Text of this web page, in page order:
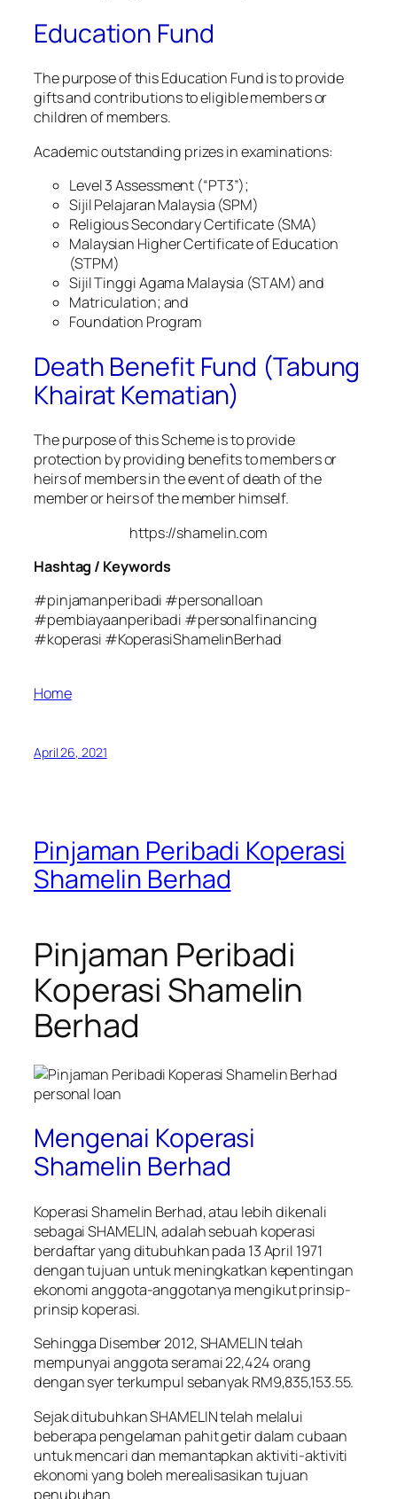
Education Fund
The purpose of this Education Fund is to provide
gifts and contributions to eligible members or
children of members.
Academic outstanding prizes in examinations:
Level 3 Assessment (“PT3”);
Sijil Pelajaran Malaysia (SPM)
Religious Secondary Certificate (SMA)
Malaysian Higher Certificate of Education
(STPM)
Sijil Tinggi Agama Malaysia (STAM) and
Matriculation; and
Foundation Program
Death Benefit Fund (Tabung
Khairat Kematian)
The purpose of this Scheme is to provide
protection by providing benefits to members or
heirs of members in the event of death of the
member or heirs of the member himself.
https://shamelin.com
Hashtag / Keywords
#pinjamanperibadi #personalloan
#pembiayaanperibadi #personalfinancing
#koperasi #KoperasiShamelinBerhad
Home
April 26, 2021
Pinjaman Peribadi Koperasi
Shamelin Berhad
Pinjaman Peribadi
Koperasi Shamelin
Berhad
Mengenai Koperasi
Shamelin Berhad
Koperasi Shamelin Berhad, atau lebih dikenali
sebagai SHAMELIN, adalah sebuah koperasi
berdaftar yang ditubuhkan pada 13 April 1971
dengan tujuan untuk meningkatkan kepentingan
ekonomi anggota-anggotanya mengikut prinsip-
prinsip koperasi.
Sehingga Disember 2012, SHAMELIN telah
mempunyai anggota seramai 22,424 orang
dengan syer terkumpul sebanyak RM9,835,153.55.
Sejak ditubuhkan SHAMELIN telah melalui
beberapa pengelaman pahit getir dalam cubaan
untuk mencari dan memantapkan aktiviti-aktiviti
ekonomi yang boleh merealisasikan tujuan
penubuhan.